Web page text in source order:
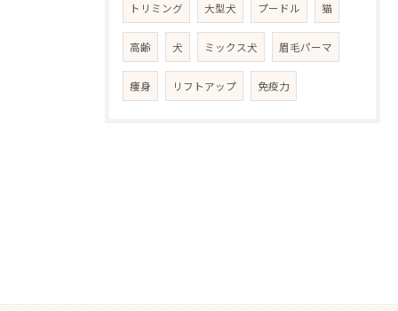
トリミング 大型犬 プードル 猫
高齢 犬 ミックス犬 眉毛パーマ
痩身 リフトアップ 免疫力